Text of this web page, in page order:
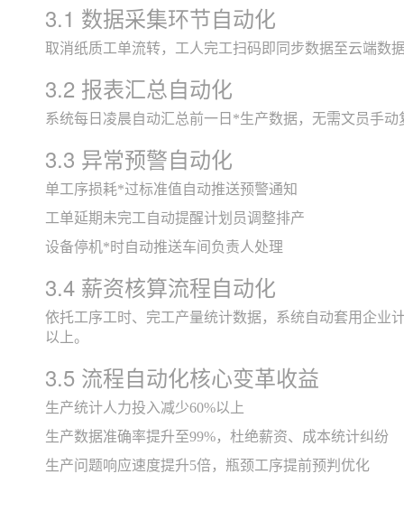
3.1 数据采集环节自动化
取消纸质工单流转，工人完工扫码即同步数据至云端数
3.2 报表汇总自动化
系统每日凌晨自动汇总前一日*生产数据，无需文员手
3.3 异常预警自动化
单工序损耗*过标准值自动推送预警通知
工单延期未完工自动提醒计划员调整排产
设备停机*时自动推送车间负责人处理
3.4 薪资核算流程自动化
依托工序工时、完工产量统计数据，系统自动套用企业
以上。
3.5 流程自动化核心变革收益
生产统计人力投入减少60%以上
生产数据准确率提升至99%，杜绝薪资、成本统计纠纷
生产问题响应速度提升5倍，瓶颈工序提前预判优化